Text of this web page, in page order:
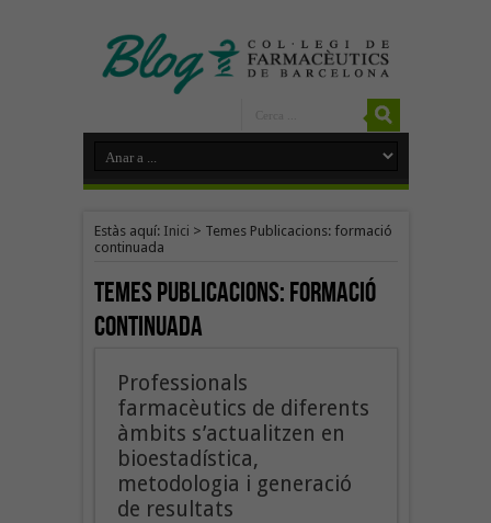
Estàs aquí: Inici > Temes Publicacions: formació
continuada
Temes Publicacions:formació
continuada
Professionals
farmacèutics de diferents
àmbits s’actualitzen en
bioestadística,
metodologia i generació
de resultats